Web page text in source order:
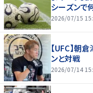
シーズンで
2026/07/15
【UFC】朝
ンと対戦
2026/07/14